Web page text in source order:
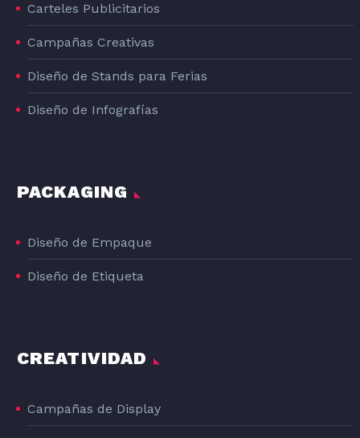
Carteles Publicitarios
Campañas Creativas
Diseño de Stands para Ferias
Diseño de Infografías
PACKAGING
Diseño de Empaque
Diseño de Etiqueta
CREATIVIDAD
Campañas de Display